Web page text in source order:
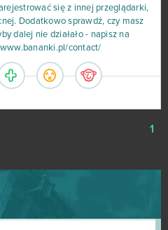
się z innej przeglądarki,
Dodatkowo sprawdź, czy masz
dalej nie działało - napisz na
contact/
1
76